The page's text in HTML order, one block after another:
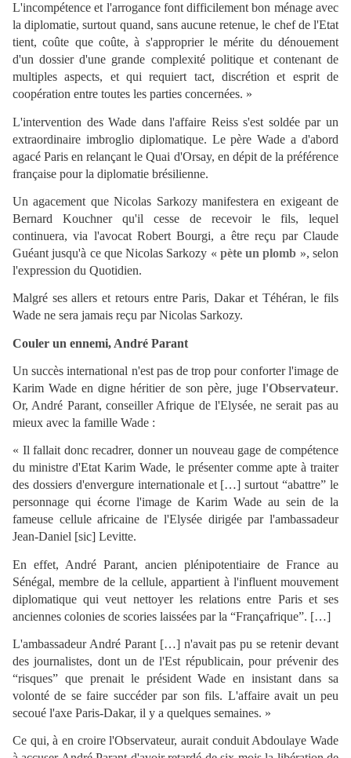
L'incompétence et l'arrogance font difficilement bon ménage avec
la diplomatie, surtout quand, sans aucune retenue, le chef de l'Etat
tient, coûte que coûte, à s'approprier le mérite du dénouement
d'un dossier d'une grande complexité politique et contenant de
multiples aspects, et qui requiert tact, discrétion et esprit de
coopération entre toutes les parties concernées. »
L'intervention des Wade dans l'affaire Reiss s'est soldée par un
extraordinaire imbroglio diplomatique. Le père Wade a d'abord
agacé Paris en relançant le Quai d'Orsay, en dépit de la préférence
française pour la diplomatie brésilienne.
Un agacement que Nicolas Sarkozy manifestera en exigeant de
Bernard Kouchner qu'il cesse de recevoir le fils, lequel
continuera, via l'avocat Robert Bourgi, a être reçu par Claude
Guéant jusqu'à ce que Nicolas Sarkozy « pète un plomb », selon
l'expression du Quotidien.
Malgré ses allers et retours entre Paris, Dakar et Téhéran, le fils
Wade ne sera jamais reçu par Nicolas Sarkozy.
Couler un ennemi, André Parant
Un succès international n'est pas de trop pour conforter l'image de
Karim Wade en digne héritier de son père, juge l'Observateur.
Or, André Parant, conseiller Afrique de l'Elysée, ne serait pas au
mieux avec la famille Wade :
« Il fallait donc recadrer, donner un nouveau gage de compétence
du ministre d'Etat Karim Wade, le présenter comme apte à traiter
des dossiers d'envergure internationale et […] surtout “abattre” le
personnage qui écorne l'image de Karim Wade au sein de la
fameuse cellule africaine de l'Elysée dirigée par l'ambassadeur
Jean-Daniel [sic] Levitte.
En effet, André Parant, ancien plénipotentiaire de France au
Sénégal, membre de la cellule, appartient à l'influent mouvement
diplomatique qui veut nettoyer les relations entre Paris et ses
anciennes colonies de scories laissées par la “Françafrique”. […]
L'ambassadeur André Parant […] n'avait pas pu se retenir devant
des journalistes, dont un de l'Est républicain, pour prévenir des
“risques” que prenait le président Wade en insistant dans sa
volonté de se faire succéder par son fils. L'affaire avait un peu
secoué l'axe Paris-Dakar, il y a quelques semaines. »
Ce qui, à en croire l'Observateur, aurait conduit Abdoulaye Wade